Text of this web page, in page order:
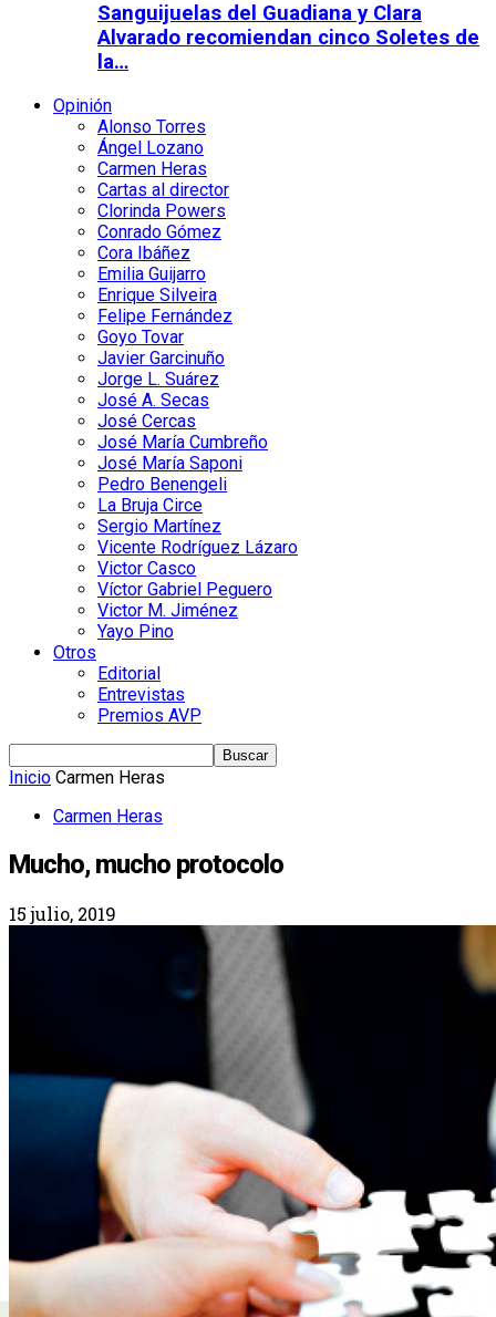
Sanguijuelas del Guadiana y Clara
Alvarado recomiendan cinco Soletes de
la…
Opinión
Alonso Torres
Ángel Lozano
Carmen Heras
Cartas al director
Clorinda Powers
Conrado Gómez
Cora Ibáñez
Emilia Guijarro
Enrique Silveira
Felipe Fernández
Goyo Tovar
Javier Garcinuño
Jorge L. Suárez
José A. Secas
José Cercas
José María Cumbreño
José María Saponi
Pedro Benengeli
La Bruja Circe
Sergio Martínez
Vicente Rodríguez Lázaro
Victor Casco
Víctor Gabriel Peguero
Victor M. Jiménez
Yayo Pino
Otros
Editorial
Entrevistas
Premios AVP
Inicio Carmen Heras
Carmen Heras
Mucho, mucho protocolo
15 julio, 2019